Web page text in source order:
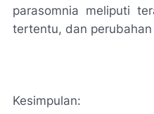
parasomnia meliputi
tertentu, dan
Kesimpulan: